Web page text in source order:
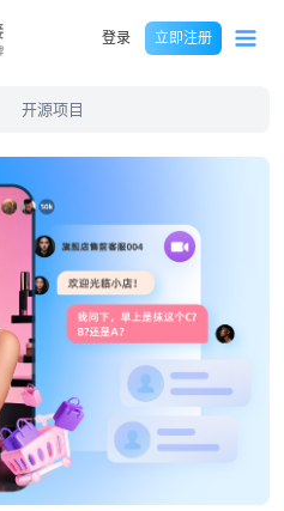
登录 立即注册
开源项目